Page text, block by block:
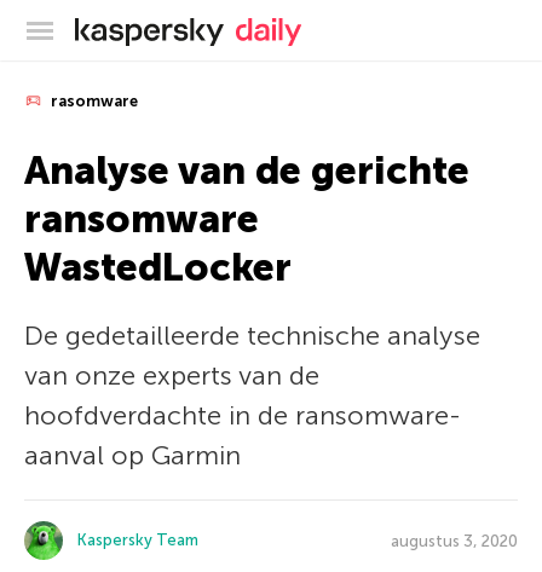
Kaspersky official blog
rasomware
Analyse van de gerichte
ransomware
WastedLocker
De gedetailleerde technische analyse
van onze experts van de
hoofdverdachte in de ransomware-
aanval op Garmin
Kaspersky Team augustus 3, 2020